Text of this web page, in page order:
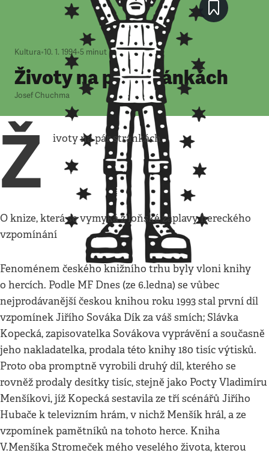
Kultura•10. 1. 1994•5 minut
Životy na pár stránkách
Josef Chuchma
Ž ivoty na pár stránkách
O knize, která se vymyká z loňské záplavy hereckého
vzpomínání
Fenoménem českého knižního trhu byly vloni knihy
o hercích. Podle MF Dnes (ze 6.ledna) se vůbec
nejprodávanější českou knihou roku 1993 stal první díl
vzpomínek Jiřího Sováka Dík za váš smích; Slávka
Kopecká, zapisovatelka Sovákova vyprávění a současně
jeho nakladatelka, prodala této knihy 180 tisíc výtisků.
Proto oba promptně vyrobili druhý díl, kterého se
rovněž prodaly desítky tisíc, stejně jako Pocty Vladimíru
Menšíkovi, jíž Kopecká sestavila ze tří scénářů Jiřího
Hubače k televizním hrám, v nichž Menšík hrál, a ze
vzpomínek pamětníků na tohoto herce. Kniha
V.Menšíka Stromeček mého veselého života, kterou